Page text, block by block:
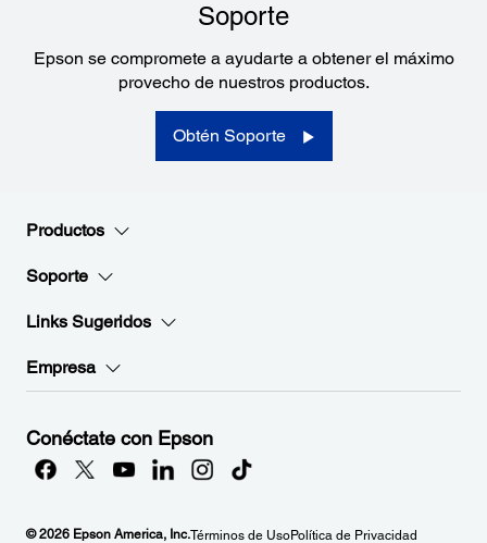
Soporte
Epson se compromete a ayudarte a obtener el máximo
provecho de nuestros productos.
Obtén Soporte
Productos
Soporte
Links Sugeridos
Empresa
Conéctate con Epson
© 2026 Epson America, Inc.Términos de UsoPolítica de Privacidad